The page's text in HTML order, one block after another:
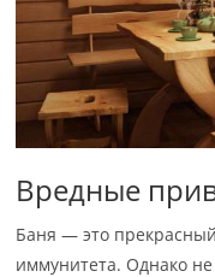
Вредные
Баня — это
иммунитета. Однако